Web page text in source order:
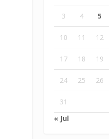
3 4 5
10 11 12
17 18 19
24 25 26
31
« Jul